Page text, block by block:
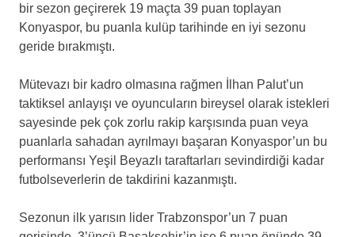
bir sezon geçirerek 19 maçta 39 puan toplayan
Konyaspor, bu puanla kulüp tarihinde en iyi sezonu
geride bırakmıştı.
Mütevazı bir kadro olmasına rağmen İlhan Palut’un
taktiksel anlayışı ve oyuncuların bireysel olarak istekleri
sayesinde pek çok zorlu rakip karşısında puan veya
puanlarla sahadan ayrılmayı başaran Konyaspor’un bu
performansı Yeşil Beyazlı taraftarları sevindirdiği kadar
futbolseverlerin de takdirini kazanmıştı.
Sezonun ilk yarısın lider Trabzonspor’un 7 puan